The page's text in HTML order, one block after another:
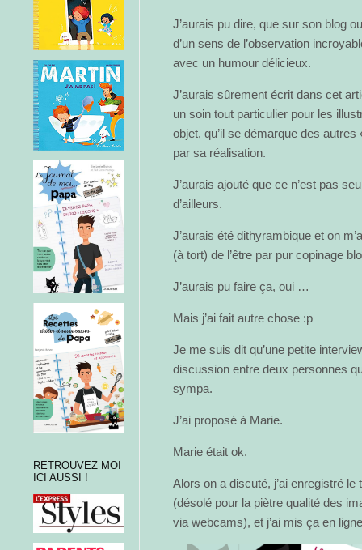
J’aurais pu dire, que sur son blog
d’un sens de l’observation
avec un humour délicieux.
J’aurais sûrement écrit dans cet
un soin tout particulier pour les
objet, qu’il se démarque des
par sa réalisation.
J’aurais ajouté que ce n’est pas
d’ailleurs.
J’aurais été dithyrambique et on
(à tort) de l’être par pur copinage
J’aurais pu faire ça, oui …
Mais j’ai fait autre chose :p
Je me suis dit qu’une petite
discussion entre deux personnes
sympa.
J’ai proposé à Marie.
Marie était ok.
Alors on a discuté, j’ai enregistré
(désolé pour la piètre qualité des
via webcams), et j’ai mis ça en
RETROUVEZ MOI
ICI AUSSI !